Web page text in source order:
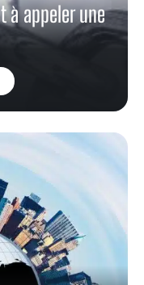
à appeler une